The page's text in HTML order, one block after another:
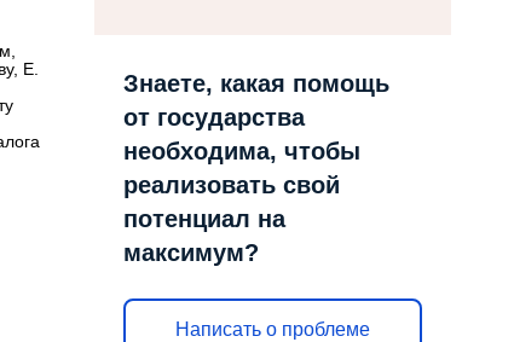
Е.
Знаете, какая помощь
от государства
необходима, чтобы
реализовать свой
потенциал на
максимум?
Написать о проблеме